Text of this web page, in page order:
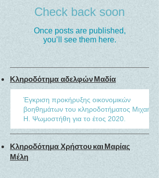
Check back soon
Once posts are published,
you’ll see them here.
Κληροδότημα αδελφών Μαδία
Έγκριση προκήρυξης οικονομικών
βοηθημάτων του κληροδοτήματος Μιχαήλ
Η. Ψωμοστήθη για το έτος 2020.
ΚληροδότημαΧρήστου και Μαρίας
Μέλη